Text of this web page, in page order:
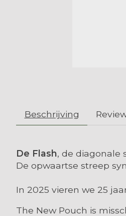
Beschrijving
De Flash, de diagonale
De opwaartse streep
In 2025 vieren we 25
The New Pouch is